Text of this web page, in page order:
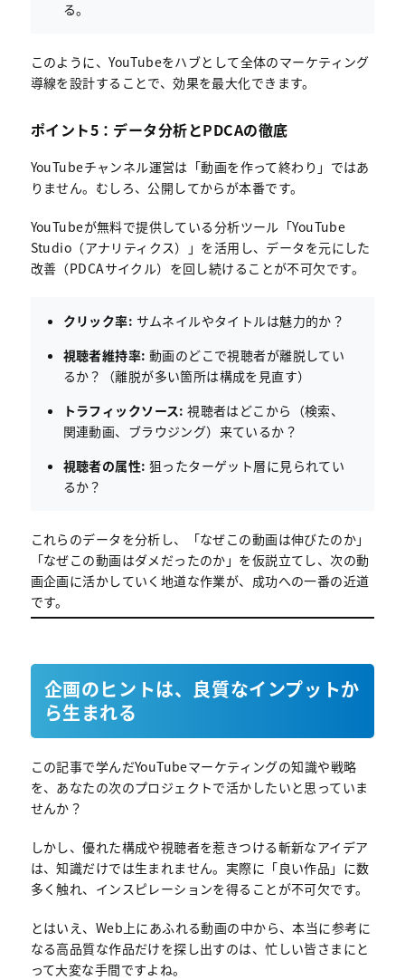
る。
このように、YouTubeをハブとして全体のマーケティング
導線を設計することで、効果を最大化できます。
ポイント5：データ分析とPDCAの徹底
YouTubeチャンネル運営は「動画を作って終わり」ではあ
りません。むしろ、公開してからが本番です。
YouTubeが無料で提供している分析ツール「YouTube
Studio（アナリティクス）」を活用し、データを元にした
改善（PDCAサイクル）を回し続けることが不可欠です。
クリック率: サムネイルやタイトルは魅力的か？
視聴者維持率: 動画のどこで視聴者が離脱してい
るか？（離脱が多い箇所は構成を見直す）
トラフィックソース: 視聴者はどこから（検索、
関連動画、ブラウジング）来ているか？
視聴者の属性: 狙ったターゲット層に見られてい
るか？
これらのデータを分析し、「なぜこの動画は伸びたのか」
「なぜこの動画はダメだったのか」を仮説立てし、次の動
画企画に活かしていく地道な作業が、成功への一番の近道
です。
企画のヒントは、良質なインプットか
ら生まれる
この記事で学んだYouTubeマーケティングの知識や戦略
を、あなたの次のプロジェクトで活かしたいと思っていま
せんか？
しかし、優れた構成や視聴者を惹きつける斬新なアイデア
は、知識だけでは生まれません。実際に「良い作品」に数
多く触れ、インスピレーションを得ることが不可欠です。
とはいえ、Web上にあふれる動画の中から、本当に参考に
なる高品質な作品だけを探し出すのは、忙しい皆さまにと
って大変な手間ですよね。